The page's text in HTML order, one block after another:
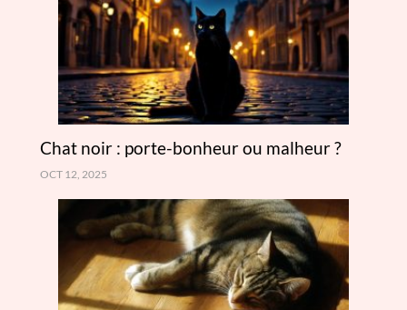
Chat noir : porte-bonheur ou malheur ?
OCT 12, 2025